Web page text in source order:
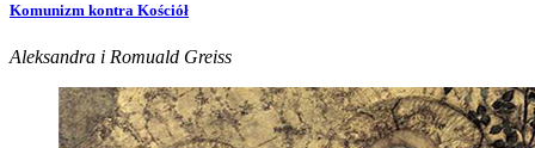
Komunizm kontra Kościół
Aleksandra i Romuald Greiss